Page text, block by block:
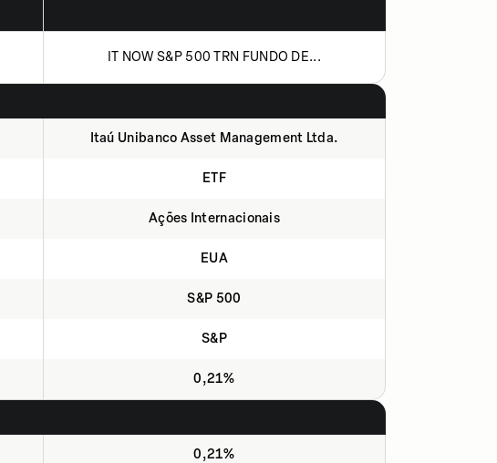
IT NOW S&P 500 TRN FUNDO DE...
Itaú Unibanco Asset Management Ltda.
ETF
Ações Internacionais
EUA
S&P 500
S&P
0,21%
0,21%